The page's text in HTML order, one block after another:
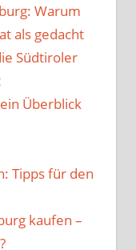
Warum
als gedacht
Südtiroler
Überblick
Tipps für den
kaufen –